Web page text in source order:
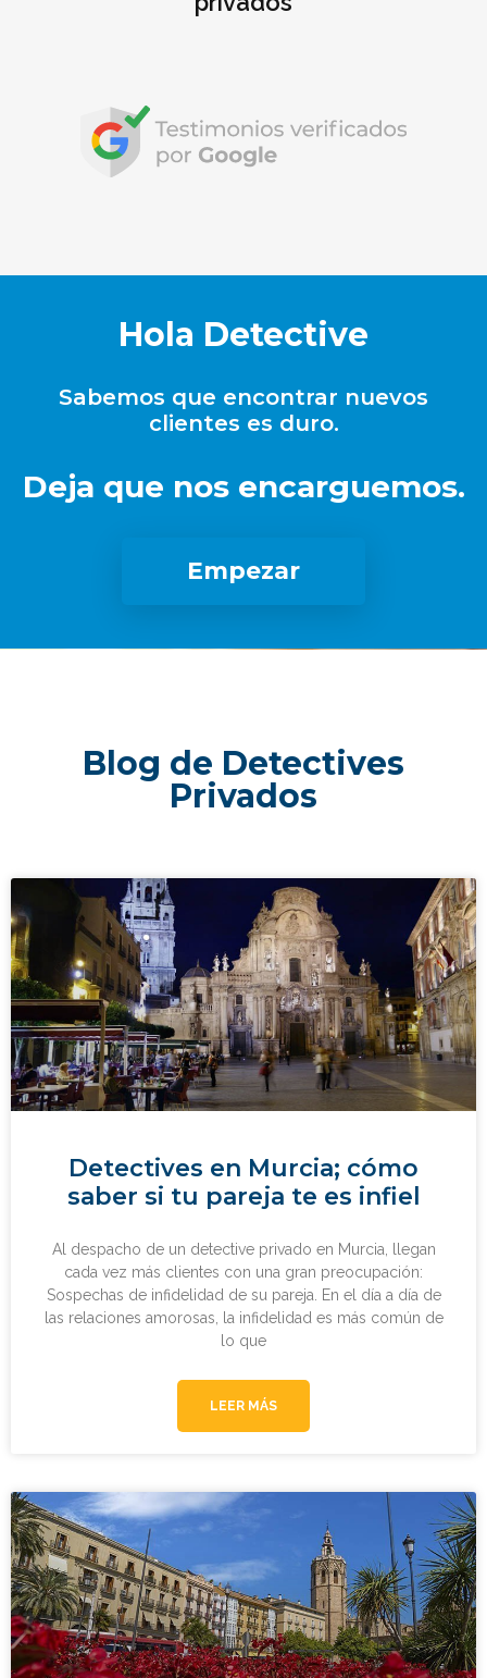
Hola Detective
Sabemos que encontrar nuevos
clientes es duro.
Deja que nos encarguemos.
Empezar
Blog de Detectives
Privados
Detectives en Murcia; cómo
saber si tu pareja te es infiel
Al despacho de un detective privado en Murcia, llegan
cada vez más clientes con una gran preocupación:
Sospechas de infidelidad de su pareja. En el día a día de
las relaciones amorosas, la infidelidad es más común de
lo que
LEER MÁS